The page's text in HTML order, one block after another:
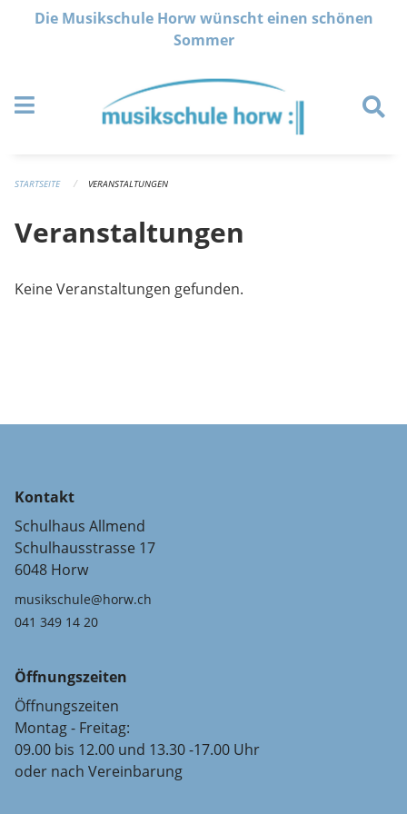
Navigation überspringen
Die Musikschule Horw wünscht einen schönen
Sommer
STARTSEITE VERANSTALTUNGEN
Veranstaltungen
Keine Veranstaltungen gefunden.
Kontakt
Schulhaus Allmend
Schulhausstrasse 17
6048 Horw
musikschule@horw.ch
041 349 14 20
Öffnungszeiten
Öffnungszeiten
Montag - Freitag:
09.00 bis 12.00 und 13.30 -17.00 Uhr
oder nach Vereinbarung